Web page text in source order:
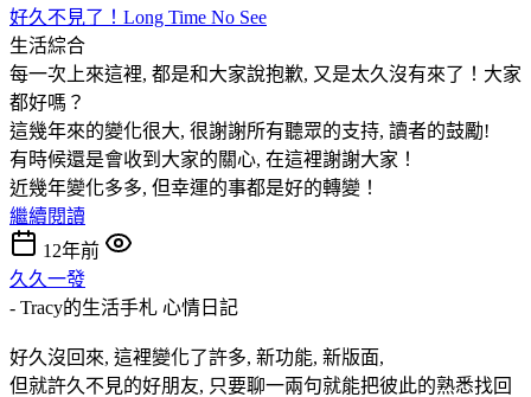
好久不見了！Long Time No See
生活綜合
每一次上來這裡, 都是和大家說抱歉, 又是太久沒有來了！大家
都好嗎？
這幾年來的變化很大, 很謝謝所有聽眾的支持, 讀者的鼓勵!
有時候還是會收到大家的關心, 在這裡謝謝大家！
近幾年變化多多, 但幸運的事都是好的轉變！
繼續閱讀
12年前
久久一發
- Tracy的生活手札 心情日記
好久沒回來, 這裡變化了許多, 新功能, 新版面,
但就許久不見的好朋友, 只要聊一兩句就能把彼此的熟悉找回